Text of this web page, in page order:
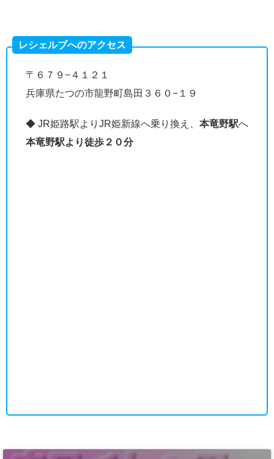
レシェルブへのアクセス
〒６７９−４１２１
兵庫県たつの市龍野町島田３６０−１９
◆ JR姫路駅よりJR姫新線へ乗り換え、 本竜野駅へ
本竜野駅より徒歩２０分